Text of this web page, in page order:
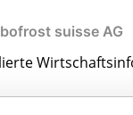
bofrost suisse AG